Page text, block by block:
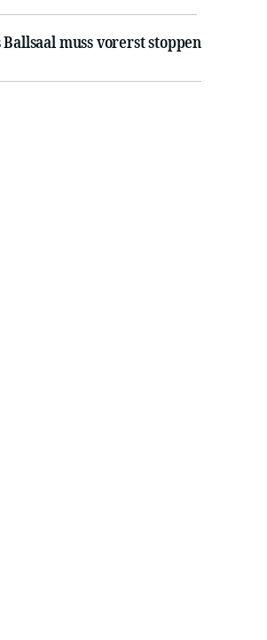
muss vorerst stoppen